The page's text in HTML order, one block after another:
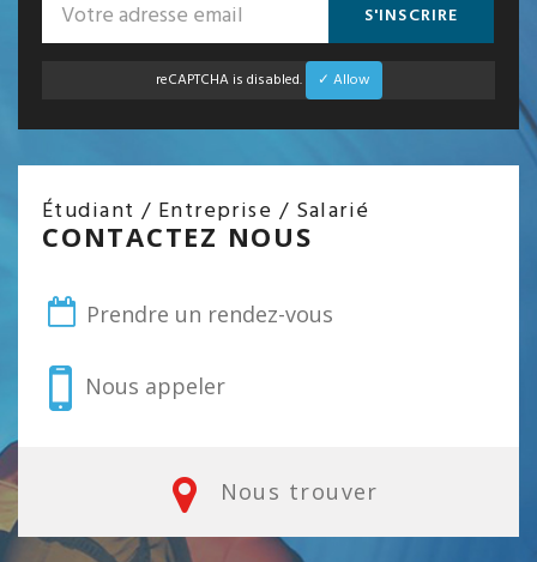
S'INSCRIRE
reCAPTCHA is disabled. ✓ Allow
Étudiant / Entreprise / Salarié
CONTACTEZ NOUS
Prendre un rendez-vous
Nous appeler
Nous trouver